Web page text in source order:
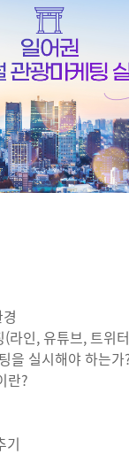
라인, 유튜브, 트위
을 실시해야 하는가
란?
기